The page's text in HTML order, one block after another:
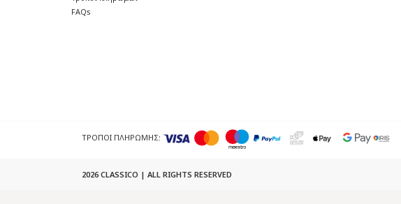
FAQs
ΤΡΟΠΟΙ ΠΛΗΡΩΜΗΣ:
2026 CLASSICO | ALL RIGHTS RESERVED